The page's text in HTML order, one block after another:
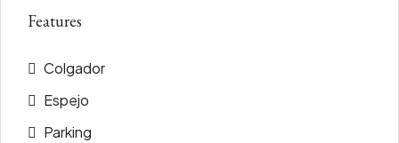
Features
Colgador
Espejo
Parking